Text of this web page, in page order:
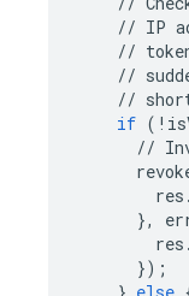
// IP
//
//
//
if ( !
//
res .
},
res .
});